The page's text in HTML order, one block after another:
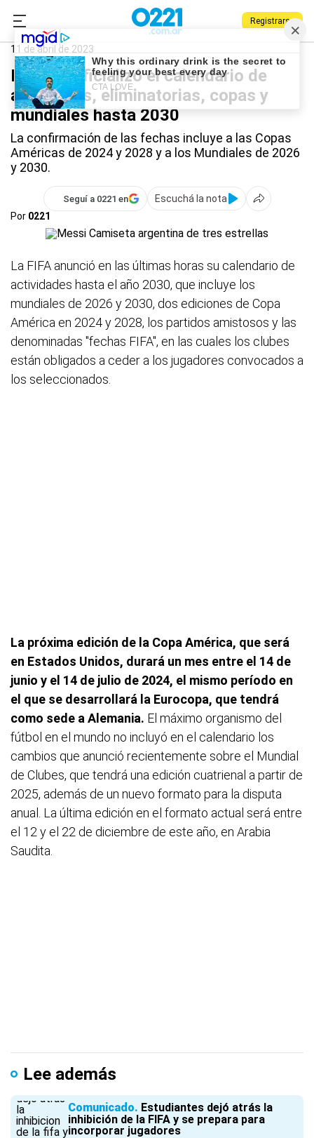
Registrarse
0221.com.ar
FIFA
11 de abril de 2023
La FIFA oficializó el calendario de
amistosos, eliminatorias, copas y
mundiales hasta 2030
La confirmación de las fechas incluye a las Copas
Américas de 2024 y 2028 y a los Mundiales de 2026
y 2030.
Seguí a 0221 en
Escuchá la nota
Por 0221
La FIFA anunció en las últimas horas su calendario de
actividades hasta el año 2030, que incluye los
mundiales de 2026 y 2030, dos ediciones de Copa
América en 2024 y 2028, los partidos amistosos y las
denominadas "fechas FIFA", en las cuales los clubes
están obligados a ceder a los jugadores convocados a
los seleccionados.
La próxima edición de la Copa América, que será
en Estados Unidos, durará un mes entre el 14 de
junio y el 14 de julio de 2024, el mismo período en
el que se desarrollará la Eurocopa, que tendrá
como sede a Alemania. El máximo organismo del
fútbol en el mundo no incluyó en el calendario los
cambios que anunció recientemente sobre el Mundial
de Clubes, que tendrá una edición cuatrienal a partir de
2025, además de un nuevo formato para la disputa
anual. La última edición en el formato actual será entre
el 12 y el 22 de diciembre de este año, en Arabia
Saudita.
Lee además
Comunicado Estudiantes dejó atrás la
inhibición de la FIFA y se prepara para
incorporar jugadores